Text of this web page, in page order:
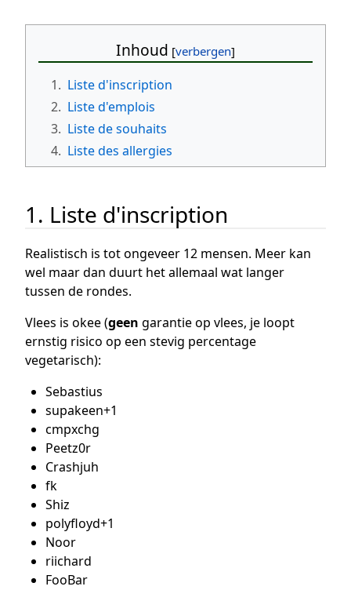
Inhoud
1. Liste d'inscription
2. Liste d'emplois
3. Liste de souhaits
4. Liste des allergies
1. Liste d'inscription
Realistisch is tot ongeveer 12 mensen. Meer kan
wel maar dan duurt het allemaal wat langer
tussen de rondes.
Vlees is okee (geen garantie op vlees, je loopt
ernstig risico op een stevig percentage
vegetarisch):
Sebastius
supakeen+1
cmpxchg
Peetz0r
Crashjuh
fk
Shiz
polyfloyd+1
Noor
riichard
FooBar